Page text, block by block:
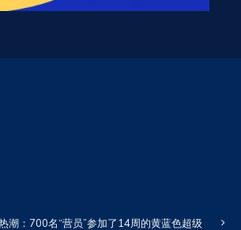
潮：700名“营员”参加了14周的黄蓝色超级